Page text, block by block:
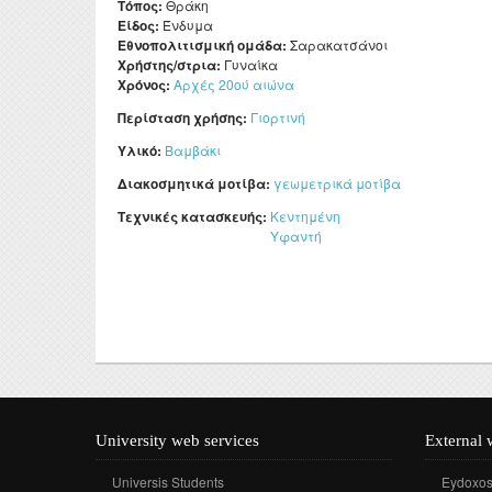
Τόπος: Θράκη
Είδος: Ένδυμα
Εθνοπολιτισμική ομάδα: Σαρακατσάνοι
Χρήστης/στρια: Γυναίκα
Χρόνος: Αρχές 20ού αιώνα
Περίσταση χρήσης: Γιορτινή
Υλικό: Βαμβάκι
Διακοσμητικά μοτίβα: γεωμετρικά μοτίβα
Τεχνικές κατασκευής: Κεντημένη
Υφαντή
University web services
Universis Students
External
Eydoxos